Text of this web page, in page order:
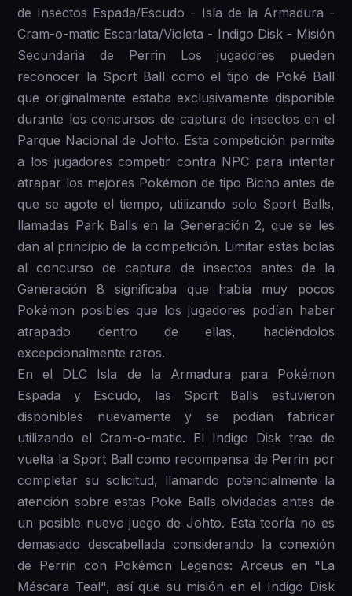
de Insectos Espada/Escudo - Isla de la Armadura -
Cram-o-matic Escarlata/Violeta - Indigo Disk - Misión
Secundaria de Perrin Los jugadores pueden
reconocer la Sport Ball como el tipo de Poké Ball
que originalmente estaba exclusivamente disponible
durante los concursos de captura de insectos en el
Parque Nacional de Johto. Esta competición permite
a los jugadores competir contra NPC para intentar
atrapar los mejores Pokémon de tipo Bicho antes de
que se agote el tiempo, utilizando solo Sport Balls,
llamadas Park Balls en la Generación 2, que se les
dan al principio de la competición. Limitar estas bolas
al concurso de captura de insectos antes de la
Generación 8 significaba que había muy pocos
Pokémon posibles que los jugadores podían haber
atrapado dentro de ellas, haciéndolos
excepcionalmente raros.
En el DLC Isla de la Armadura para Pokémon
Espada y Escudo, las Sport Balls estuvieron
disponibles nuevamente y se podían fabricar
utilizando el Cram-o-matic. El Indigo Disk trae de
vuelta la Sport Ball como recompensa de Perrin por
completar su solicitud, llamando potencialmente la
atención sobre estas Poke Balls olvidadas antes de
un posible nuevo juego de Johto. Esta teoría no es
demasiado descabellada considerando la conexión
de Perrin con Pokémon Legends: Arceus en "La
Máscara Teal", así que su misión en el Indigo Disk